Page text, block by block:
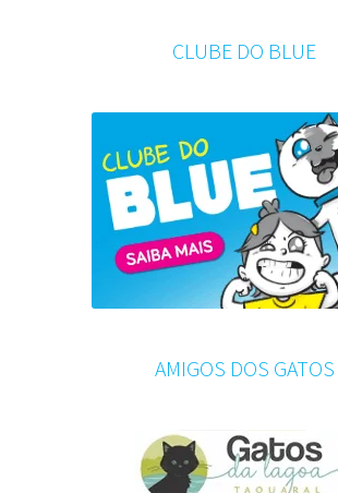
CLUBE DO BLUE
AMIGOS DOS GATOS